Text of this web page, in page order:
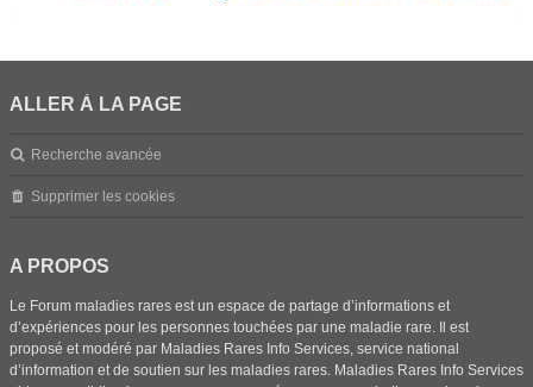
ALLER À LA PAGE
Recherche avancée
Supprimer les cookies
A PROPOS
Le Forum maladies rares est un espace de partage d’informations et
d’expériences pour les personnes touchées par une maladie rare. Il est
proposé et modéré par Maladies Rares Info Services, service national
d’information et de soutien sur les maladies rares. Maladies Rares Info Services